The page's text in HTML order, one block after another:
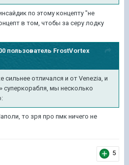
по этому концепту "не
в том, чтобы за серу лодку
пользователь FrostVortex
сильнее отличался и от Venezia, и
суперкорабля, мы несколько
:
то зря про пмк ничего не
5